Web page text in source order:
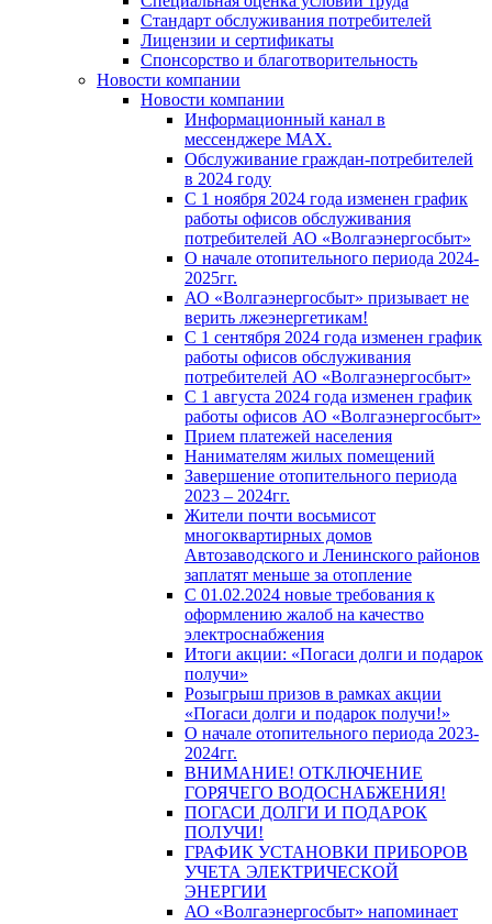
Стандарт обслуживания потребителей
Лицензии и сертификаты
Спонсорство и благотворительность
Новости компании
Новости компании
Информационный канал в
мессенджере MAX.
Обслуживание граждан-потребителей
в 2024 году
С 1 ноября 2024 года изменен график
работы офисов обслуживания
потребителей АО «Волгаэнергосбыт»
О начале отопительного периода 2024-
2025гг.
АО «Волгаэнергосбыт» призывает не
верить лжеэнергетикам!
С 1 сентября 2024 года изменен график
работы офисов обслуживания
потребителей АО «Волгаэнергосбыт»
С 1 августа 2024 года изменен график
работы офисов АО «Волгаэнергосбыт»
Прием платежей населения
Нанимателям жилых помещений
Завершение отопительного периода
2023 – 2024гг.
Жители почти восьмисот
многоквартирных домов
Автозаводского и Ленинского районов
заплатят меньше за отопление
С 01.02.2024 новые требования к
оформлению жалоб на качество
электроснабжения
Итоги акции: «Погаси долги и подарок
получи»
Розыгрыш призов в рамках акции
«Погаси долги и подарок получи!»
О начале отопительного периода 2023-
2024гг.
ВНИМАНИЕ! ОТКЛЮЧЕНИЕ
ГОРЯЧЕГО ВОДОСНАБЖЕНИЯ!
ПОГАСИ ДОЛГИ И ПОДАРОК
ПОЛУЧИ!
ГРАФИК УСТАНОВКИ ПРИБОРОВ
УЧЕТА ЭЛЕКТРИЧЕСКОЙ
ЭНЕРГИИ
АО «Волгаэнергосбыт» напоминает